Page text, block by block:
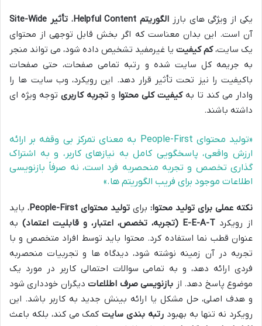
یکی از ویژگی های بارز الگوریتم Helpful Content ،تأثیر Site-Wide
آن است. این بدان معناست که اگر بخش قابل توجهی از محتوای
یک سایت،کم کیفیت یا غیرمفید تشخیص داده شود، می تواند منجر
به جریمه کل سایت شده و رتبه تمامی صفحات، حتی صفحات
باکیفیت را نیز تحت تأثیر قرار دهد. این رویکرد، وب سایت ها را
وادار می کند تا بهکیفیت کلی محتوا و تجربه کاربری توجه ویژه ای
داشته باشند.
«تولید محتوای People-First به معنای تمرکز بی وقفه بر ارائه
ارزش واقعی، پاسخگویی کامل به نیازهای کاربر، و به اشتراک
گذاری تخصص و تجربه منحصربه فرد است، نه صرفاً بازنویسی
اطلاعات موجود برای فریب الگوریتم ها.»
نکته عملی برای تولید محتوا: برای تولید محتوای People-First
، باید
از رویکرد E-E-A-T (تجربه، تخصص، اعتبار، و قابلیت اعتماد)
به
عنوان قطب نما استفاده کرد. محتوا باید توسط افراد متخصص و با
تجربه در آن زمینه نوشته شود، دیدگاه ها و تجربیات منحصربه
فردی ارائه دهد، و به تمامی سوالات احتمالی کاربر در مورد یک
موضوع پاسخ دهد. از بازنویسی صرف اطلاعات دیگران خودداری شود
و هدف اصلی، حل مشکل یا ارائه بینش جدید به کاربر باشد. این
رویکرد نه تنها به بهبودرتبه بندی سایتکمک می کند، بلکه باعث